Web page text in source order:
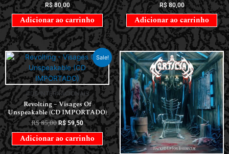
R$80,00
Adicionar ao carrinho
R$80,00
Adicionar ao carrinho
Sale!
CDS INTERNACIONAIS
Revolting – Visages Of
Unspeakable (CD IMPORTADO)
R$85,00 R$59,50
Adicionar ao carrinho